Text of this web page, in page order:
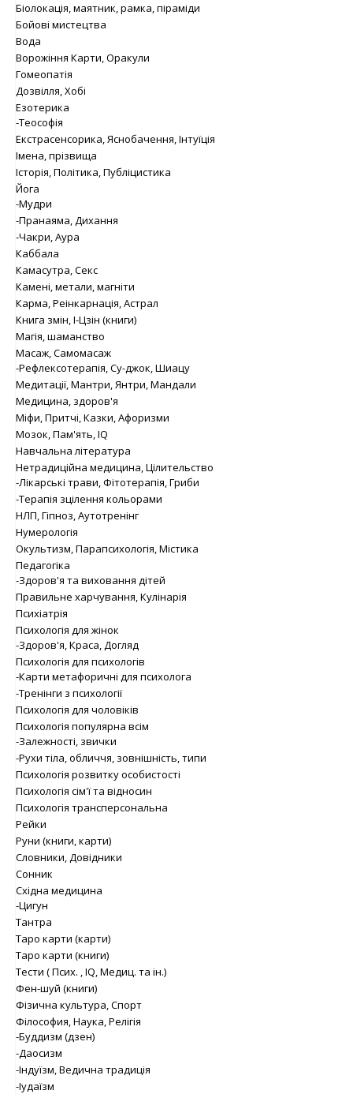
Біолокація, маятник, рамка, піраміди
Бойові мистецтва
Вода
Ворожіння Карти, Оракули
Гомеопатія
Дозвілля, Хобі
Езотерика
-Теософія
Екстрасенсорика, Яснобачення, Інтуїція
Імена, прізвища
Історія, Політика, Публіцистика
Йога
-Мудри
-Пранаяма, Дихання
-Чакри, Аура
Каббала
Камасутра, Секс
Камені, метали, магніти
Карма, Реінкарнація, Астрал
Книга змін, І-Цзін (книги)
Магія, шаманство
Масаж, Самомасаж
-Рефлексотерапія, Су-джок, Шиацу
Медитації, Мантри, Янтри, Мандали
Медицина, здоров'я
Міфи, Притчі, Казки, Афоризми
Мозок, Пам'ять, IQ
Навчальна література
Нетрадиційна медицина, Цілительство
-Лікарські трави, Фітотерапія, Гриби
-Терапія зцілення кольорами
НЛП, Гіпноз, Аутотренінг
Нумерологія
Окультизм, Парапсихологія, Містика
Педагогіка
-Здоров'я та виховання дітей
Правильне харчування, Кулінарія
Психіатрія
Психологія для жінок
-Здоров'я, Краса, Догляд
Психологія для психологів
-Карти метафоричні для психолога
-Тренінги з психології
Психологія для чоловіків
Психологія популярна всім
-Залежності, звички
-Рухи тіла, обличчя, зовнішність, типи
Психологія розвитку особистості
Психологія сім'ї та відносин
Психологія трансперсональна
Рейки
Руни (книги, карти)
Словники, Довідники
Сонник
Східна медицина
-Цигун
Тантра
Таро карти (карти)
Таро карти (книги)
Тести ( Псих. , IQ, Медиц. та ін.)
Фен-шуй (книги)
Фізична культура, Спорт
Філософия, Наука, Релігія
-Буддизм (дзен)
-Даосизм
-Індуїзм, Ведична традиція
-Іудаїзм